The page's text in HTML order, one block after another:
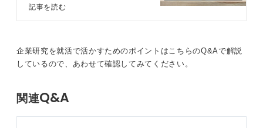
効率化のためには、「Googleアラート」で企業名を登録
面接でほかの学生と差がつくのは、「その企業の弱みを
踏まえたうえでの改善提案」です。「現状、御社の利益
経験を活かして、この点を改善できると考えます」とい
うように、具体的な提案ができるレベルを目指しましょ
う。
す。また集めた企業情報をうまく活
率化のコツまでキャリアコンサルタ
ントとともに徹底解説します。
記事を読む
企業研究を就活で活かすためのポイントはこちらのQ&Aで解説
しているので、あわせて確認してみてください。
関連Q&A